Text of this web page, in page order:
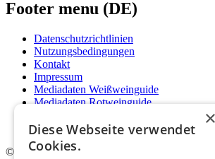
Footer menu (DE)
Datenschutzrichtlinien
Nutzungsbedingungen
Kontakt
Impressum
Mediadaten Weißweinguide
Mediadaten Rotweinguide
Newsletter
© 2026. Alle Rechte vorbehalten.
×
Diese Webseite verwendet
Cookies.